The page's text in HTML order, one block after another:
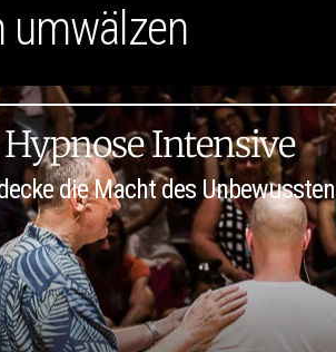
umwälzen
Hypnose Intensive
die Macht des Unbewussten